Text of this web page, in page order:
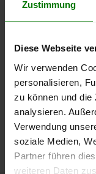
Zustimmung
Diese Webseite
Wir verwenden
personalisieren,
zu können und die
analysieren.
Verwendung
soziale Medien,
Partner führen
weiteren Daten
2025
250 €
Die aktuelle
können Sie